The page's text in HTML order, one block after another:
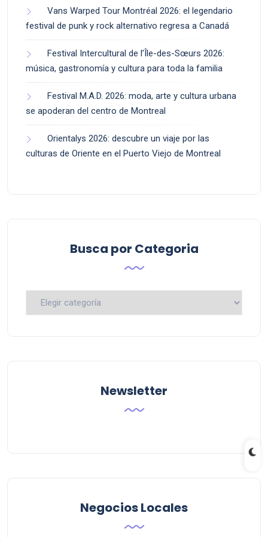
Vans Warped Tour Montréal 2026: el legendario
festival de punk y rock alternativo regresa a Canadá
Festival Intercultural de l’Île-des-Sœurs 2026:
música, gastronomía y cultura para toda la familia
Festival M.A.D. 2026: moda, arte y cultura urbana
se apoderan del centro de Montreal
Orientalys 2026: descubre un viaje por las
culturas de Oriente en el Puerto Viejo de Montreal
Busca por Categoria
Busca
Newsletter
Negocios Locales